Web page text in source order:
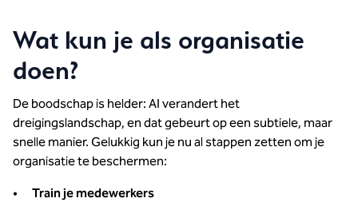
Wat kun je als organisatie
doen?
De boodschap is helder: AI verandert het
dreigingslandschap, en dat gebeurt op een subtiele, maar
snelle manier. Gelukkig kun je nu al stappen zetten om je
organisatie te beschermen:
Train je medewerkers